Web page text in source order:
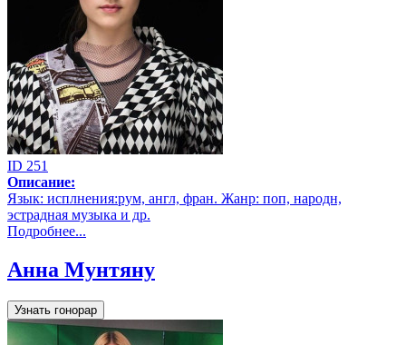
ID 251
Описание:
Язык: исплнения:рум, англ, фран. Жанр: поп, народн,
эстрадная музыка и др.
Подробнее...
Анна Мунтяну
Узнать гонорар